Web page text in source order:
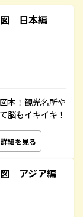
日本編
本！観光名所や
脳もイキイキ！
詳細を見る
アジア編